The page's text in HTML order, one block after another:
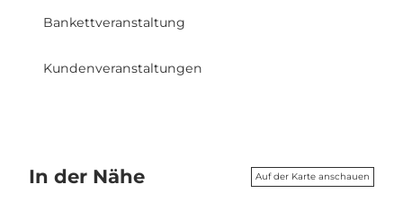
Bankettveranstaltung
Kundenveranstaltungen
In der Nähe Auf der Karte anschauen